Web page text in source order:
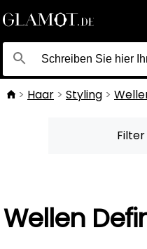
Haar Styling
Wellen